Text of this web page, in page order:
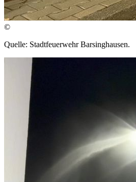
©
Quelle: Stadtfeuerwehr Barsinghausen.